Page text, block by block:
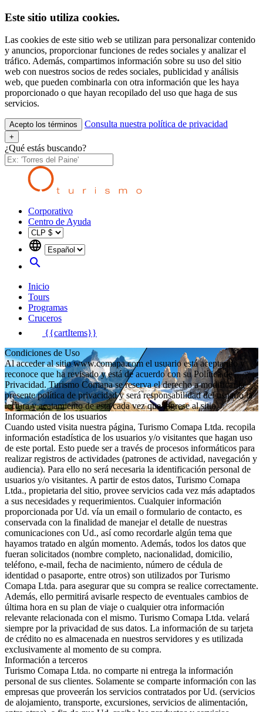
Este sitio utiliza cookies.
Las cookies de este sitio web se utilizan para personalizar contenido
y anuncios, proporcionar funciones de redes sociales y analizar el
tráfico. Además, compartimos información sobre su uso del sitio
web con nuestros socios de redes sociales, publicidad y análisis
web, que pueden combinarla con otra información que les haya
proporcionado o que hayan recopilado del uso que haga de sus
servicios.
Acepto los términos Consulta nuestra política de privacidad
+
¿Qué estás buscando?
Corporativo
Centro de Ayuda
language
search
Inicio
Tours
Programas
Cruceros
{{cartItems}}
Condiciones de Uso
Al acceder al sitio www.comapa.com el usuario está aceptando y
reconoce que ha revisado y está de acuerdo con su Política de
Privacidad. Turismo Comapa se reserva el derecho a modificar la
presente política de privacidad y será responsabilidad del usuario la
lectura y acatamiento de esta cada vez que ingrese al sitio.
Información de los usuarios
Cuando usted visita nuestra página, Turismo Comapa Ltda. recopila
información estadística de los usuarios y/o visitantes que hagan uso
de este portal. Esto puede ser a través de procesos informáticos para
realizar registros de actividades (patrones de actividad, navegación y
audiencia). Para ello no será necesaria la identificación personal de
usuarios y/o visitantes. A partir de estos datos, Turismo Comapa
Ltda., propietaria del sitio, provee servicios cada vez más adaptados
a sus necesidades y requerimientos. Cualquier información
proporcionada por Ud. vía un email o formulario de contacto, es
conservada con la finalidad de manejar el detalle de nuestras
comunicaciones con Ud., así como recordarle algún tema que
hayamos tratado en algún momento. Además, todos los datos que
fueran solicitados (nombre completo, nacionalidad, domicilio,
teléfono, e-mail, fecha de nacimiento, número de cédula de
identidad o pasaporte, entre otros) son utilizados por Turismo
Comapa Ltda. para asegurar que su compra se realice correctamente.
Además, ello permitirá avisarle respecto de eventuales cambios de
última hora en su plan de viaje o cualquier otra información
relevante relacionada con el mismo. Turismo Comapa Ltda. velará
siempre por la privacidad de sus datos. La información de su tarjeta
de crédito no es almacenada en nuestros servidores y es utilizada
exclusivamente al momento de su compra.
Información a terceros
Turismo Comapa Ltda. no comparte ni entrega la información
personal de sus clientes. Solamente se comparte información con las
empresas que proveerán los servicios contratados por Ud. (servicios
de alojamiento, transporte, excursiones, servicios de alimentación,